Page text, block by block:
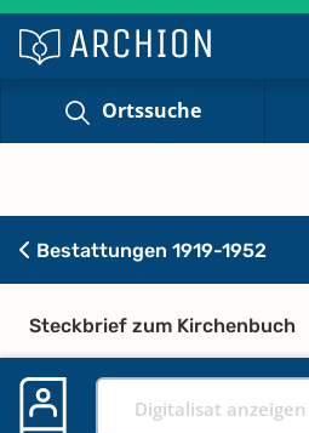
Ortssuche
Bestattungen 1919-1952
Steckbrief zum Kirchenbuch
Digitalisat